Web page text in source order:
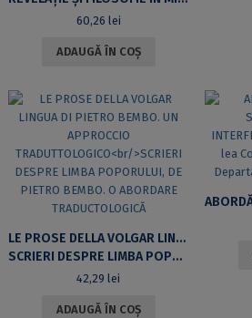
60,26 lei
ADAUGĂ ÎN COȘ
LE PROSE DELLA VOLGAR LINGUA DI PIETRO BEMBO. UN APPROCCIO TRADUTTOLOGICO
SCRIERI DESPRE LIMBA POPORULUI, DE PIETRO BEMBO. O ABORDARE TRADUCTOLOGICĂ
42,29lei
ADAUGĂ ÎN COȘ